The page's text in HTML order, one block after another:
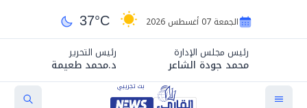
الجمعة 07 أغسطس 2026 37°C
رئيس مجلس الإدارة
محمد جودة الشاعر
رئيس التحرير
د.محمد طعيمة